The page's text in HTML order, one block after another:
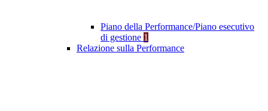
Piano della Performance/Piano esecutivo
di gestione 1
Relazione sulla Performance